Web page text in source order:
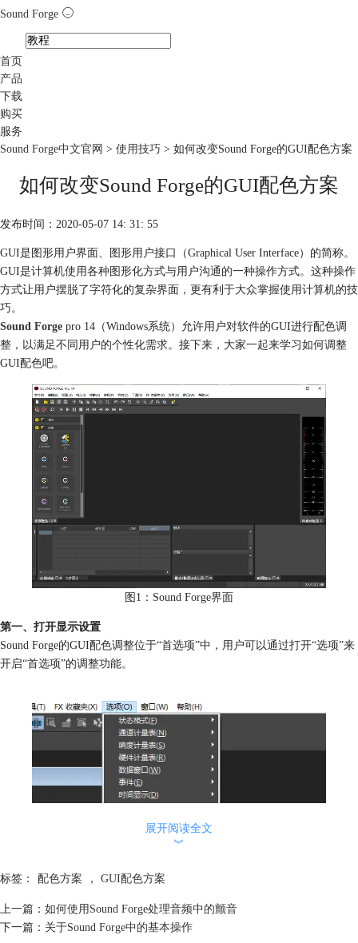
Sound Forge
首页
产品
下载
购买
服务
Sound Forge中文官网 > 使用技巧 > 如何改变Sound Forge的GUI配色方案
如何改变Sound Forge的GUI配色方案
发布时间：2020-05-07 14: 31: 55
GUI是图形用户界面、图形用户接口（Graphical User Interface）的简称。
GUI是计算机使用各种图形化方式与用户沟通的一种操作方式。这种操作
方式让用户摆脱了字符化的复杂界面，更有利于大众掌握使用计算机的技
巧。
Sound Forge pro 14（Windows系统）允许用户对软件的GUI进行配色调
整，以满足不同用户的个性化需求。接下来，大家一起来学习如何调整
GUI配色吧。
图1：Sound Forge界面
第一、打开显示设置
Sound Forge的GUI配色调整位于“首选项”中，用户可以通过打开“选项”来
开启“首选项”的调整功能。
展开阅读全文
︾
标签： 配色方案 ， GUI配色方案
上一篇： 如何使用Sound Forge处理音频中的颤音
下一篇： 关于Sound Forge中的基本操作